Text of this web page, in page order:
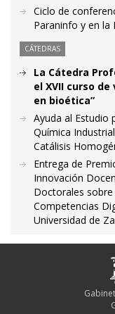
Ciclo de
Paraninfo y en la
CÁTEDRAS
La Cátedra
el XVII curso
en bioética”
Ayuda al Estudio
Química
Catálisis
Entrega de
Innovación
Doctorales sobre
Competencias
Universidad de